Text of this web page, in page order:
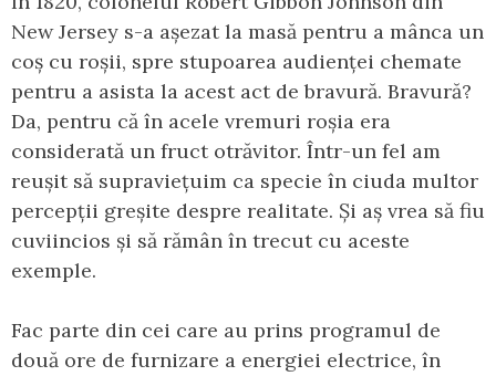
New Jersey s-a așezat la masă pentru a mânca un
coș cu roșii, spre stupoarea audienței chemate
pentru a asista la acest act de bravură. Bravură?
Da, pentru că în acele vremuri roșia era
considerată un fruct otrăvitor. Într-un fel am
reușit să supraviețuim ca specie în ciuda multor
percepții greșite despre realitate. Și aș vrea să fiu
cuviincios și să rămân în trecut cu aceste
exemple.
Fac parte din cei care au prins programul de
două ore de furnizare a energiei electrice, în